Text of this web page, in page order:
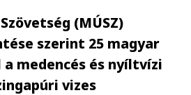
(MÚSZ)
szerint 25 magyar
medencés és nyíltvízi
vizes